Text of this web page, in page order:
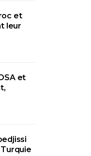
et
leur
et